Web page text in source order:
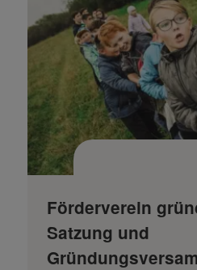
Förderverein
Satzung und